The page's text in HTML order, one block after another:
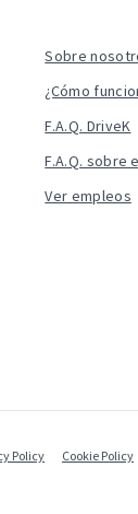
Sobre
¿Cómo
F.A.Q. DriveK
F.A.Q. sobre
Ver empleos
Policy Cookie Policy